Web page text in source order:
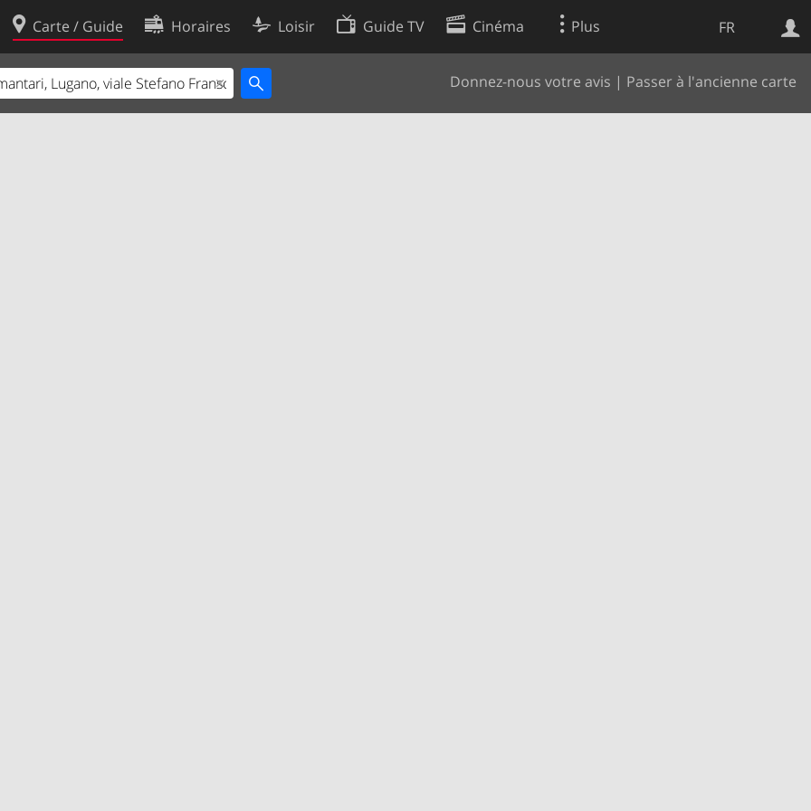
FR
Carte / Guide Horaires Loisir Guide TV Cinéma Plus
Donnez-nous votre avis | Passer à l'ancienne carte
Web
Politique en matière de cookies
Préférences de cookies